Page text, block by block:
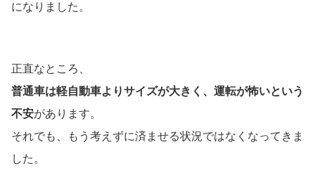
になりました。
正直なところ、
普通車は軽自動車よりサイズが大きく、運転が怖いという
不安があります。
それでも、もう考えずに済ませる状況ではなくなってきま
した。